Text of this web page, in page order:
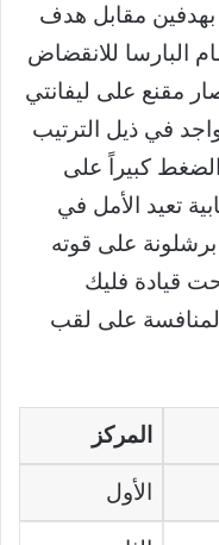
بهدفين مقابل هدف
البارسا للانقضاض
مقنع على ليفانتي
في ذيل الترتيب
الضغط كبيراً على
تعيد الأمل في
على قوته
قيادة فليك
على لقب
المركز
الأول